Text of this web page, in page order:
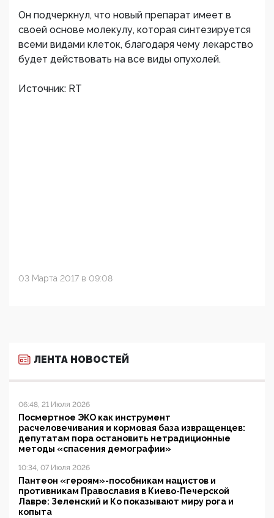
Он подчеркнул, что новый препарат имеет в
своей основе молекулу, которая синтезируется
всеми видами клеток, благодаря чему лекарство
будет действовать на все виды опухолей.
Источник: RT
03 Марта 2017 в 09:08
ЛЕНТА НОВОСТЕЙ
06:48, 21 Июля 2026
Посмертное ЭКО как инструмент
расчеловечивания и кормовая база извращенцев:
депутатам пора остановить нетрадиционные
методы «спасения демографии»
10:34, 07 Июля 2026
Пантеон «героям»-пособникам нацистов и
противникам Православия в Киево-Печерской
Лавре: Зеленский и Ко показывают миру рога и
копыта